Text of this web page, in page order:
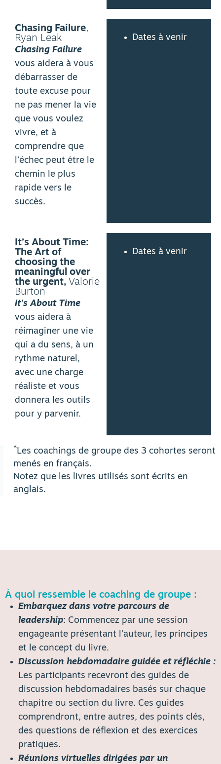
Chasing Failure,
Ryan Leak
Chasing Failure
vous aidera à vous
débarrasser de
toute excuse pour
ne pas mener la vie
que vous voulez
vivre, et à
comprendre que
l’échec peut être le
chemin le plus
rapide vers le
succès.
Dates à venir
It’s About Time:
The Art of
choosing the
meaningful over
the urgent, Valorie
Burton
It’s About Time
vous aidera à
réimaginer une vie
qui a du sens, à un
rythme naturel,
avec une charge
réaliste et vous
donnera les outils
pour y parvenir.
Dates à venir
* Les coachings de groupe des 3 cohortes seront
menés en français.
Notez que les livres utilisés sont écrits en
anglais.
À quoi ressemble le coaching de groupe :
Embarquez dans votre parcours de
leadership: Commencez par une session
engageante présentant l’auteur, les principes
et le concept du livre.
Discussion hebdomadaire guidée et réfléchie :
Les participants recevront des guides de
discussion hebdomadaires basés sur chaque
chapitre ou section du livre. Ces guides
comprendront, entre autres, des points clés,
des questions de réflexion et des exercices
pratiques.
Réunions virtuelles dirigées par un